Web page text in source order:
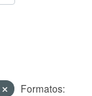
Formatos: